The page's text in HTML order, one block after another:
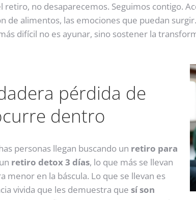
retiro, no desaparecemos. Seguimos contigo.
de alimentos, las emociones que puedan
difícil no es ayunar, sino sostener la
pérdida de
dentro
personas llegan buscando un retiro para
retiro detox 3 días, lo que más se llevan
menor en la báscula. Lo que se llevan es
vivida que les demuestra que sí son